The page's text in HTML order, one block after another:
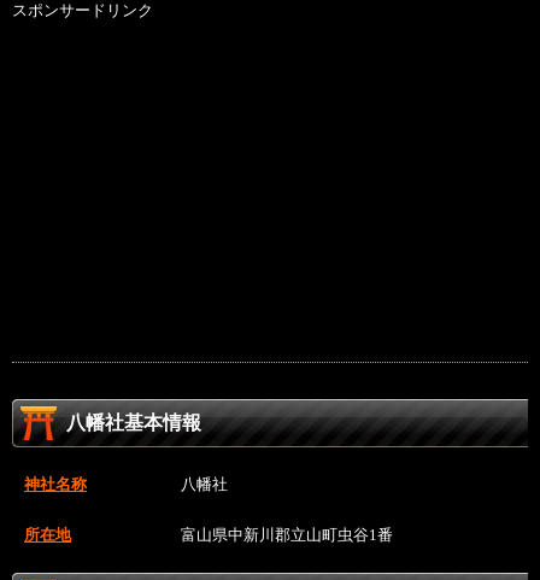
スポンサードリンク
八幡社基本情報
神社名称 八幡社
所在地 富山県中新川郡立山町虫谷1番